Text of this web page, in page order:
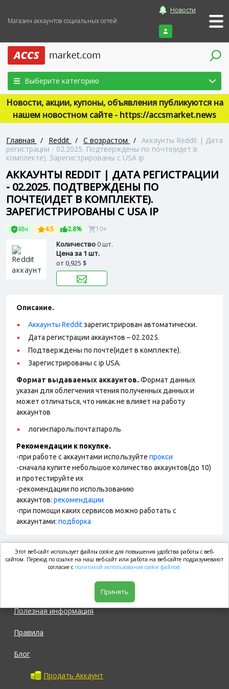
Магазин аккаунтов социальных сетей
Новости
Войти
Выберите категорию
Новости, акции, купоны, объявления публикуются на
нашем новостном сайте - https://accsmarket.news
Главная / Reddit / С возрастом / Аккаунты Reddit | Дата
регистрации - 02.2025. Подтверждены по почте(идет в
комплекте). Зарегистрированы с USA ip
АККАУНТЫ REDDIT | ДАТА РЕГИСТРАЦИИ
- 02.2025. ПОДТВЕРЖДЕНЫ ПО
ПОЧТЕ(ИДЕТ В КОМПЛЕКТЕ).
ЗАРЕГИСТРИРОВАНЫ С USA IP
48ч 4.5 2.8% 10+
Количество0 шт.
Цена за 1 шт.
от0,925 $
Описание.
Аккаунты Redditзарегистрирован автоматически.
Дата регистрации аккаунтов – 02.2025.
Подтверждены по почте(идет в комплекте).
Зарегистрированы с ip USA.
Формат выдаваемых аккаунтов. Формат данных
указан для облегчения чтения полученных данных и
может отличаться, что никак не влияет на работу
аккаунтов
логин:пароль:почта:пароль
Рекомендации к покупке.
-при работе с аккаунтами используйте прокси
-сначала купите небольшое количество аккаунтов(до 10)
и протестируйте их
-рекомендации по использованию
аккаунтов: рекомендации
-при помощи каких сервисов можно работать с
аккаунтами: подборка
market.com
Полезная информация
Правила
Блог
Продать Аккаунт
Этот веб-сайт использует файлы cookie для повышения удобства работы с веб-
сайтом. Переход по ссылке на наш веб-сайт или работа на веб-сайте подразумевают
согласие с политикой использования cookie файлов.
Принять